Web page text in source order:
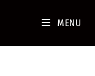
MENU